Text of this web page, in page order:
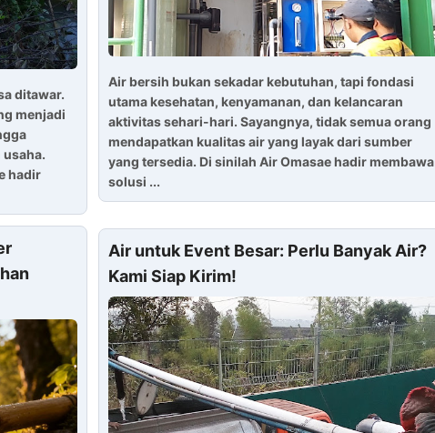
ditawar.
menjadi
hadir
Air bersih bukan sekadar kebutuhan, tapi fondasi
utama kesehatan, kenyamanan, dan kelancaran
aktivitas sehari-hari. Sayangnya, tidak semua orang
mendapatkan kualitas air yang layak dari sumber
yang tersedia. Di sinilah Air Omasae hadir membawa
solusi ...
Air untuk Event Besar: Perlu Banyak Air?
Kami Siap Kirim!